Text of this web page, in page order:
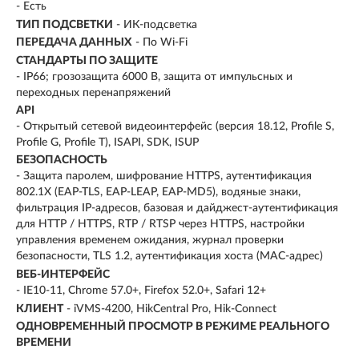
- Есть
ТИП ПОДСВЕТКИ - ИК-подсветка
ПЕРЕДАЧА ДАННЫХ - По Wi-Fi
СТАНДАРТЫ ПО ЗАЩИТЕ
- IP66; грозозащита 6000 В, защита от импульсных и
переходных перенапряжений
API
- Открытый сетевой видеоинтерфейс (версия 18.12, Profile S,
Profile G, Profile T), ISAPI, SDK, ISUP
БЕЗОПАСНОСТЬ
- Защита паролем, шифрование HTTPS, аутентификация
802.1X (EAP-TLS, EAP-LEAP, EAP-MD5), водяные знаки,
фильтрация IP-адресов, базовая и дайджест-аутентификация
для HTTP / HTTPS, RTP / RTSP через HTTPS, настройки
управления временем ожидания, журнал проверки
безопасности, TLS 1.2, аутентификация хоста (MAC-адрес)
ВЕБ-ИНТЕРФЕЙС
- IE10-11, Chrome 57.0+, Firefox 52.0+, Safari 12+
КЛИЕНТ - iVMS-4200, HikCentral Pro, Hik-Connect
ОДНОВРЕМЕННЫЙ ПРОСМОТР В РЕЖИМЕ РЕАЛЬНОГО
ВРЕМЕНИ